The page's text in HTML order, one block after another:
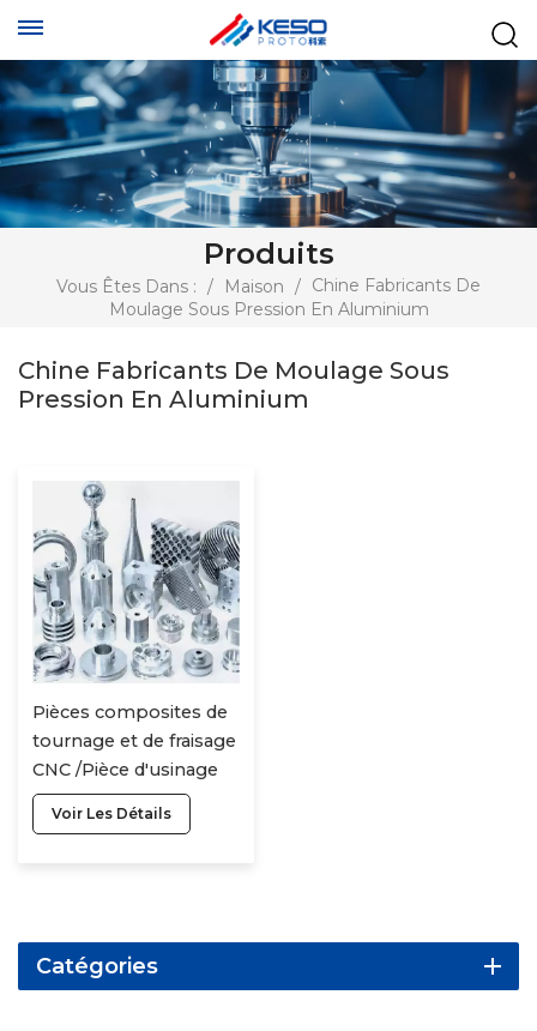
Produits
Vous Êtes Dans : / Maison / Chine Fabricants De
Moulage Sous Pression En Aluminium
Chine Fabricants De Moulage Sous
Pression En Aluminium
Pièces composites de
tournage et de fraisage
CNC /Pièce d'usinage
micro personnalisée
en aluminium
Voir Les Détails
Catégories